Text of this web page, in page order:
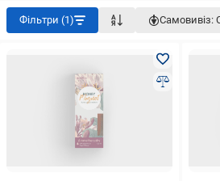
Фільтри (1) Самовивіз: